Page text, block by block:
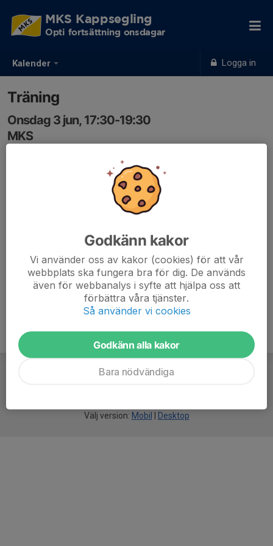
Kalender Logga in
MKS Kappsegling
Opti fortsättning onsdagar
Träning
Onsdag 3 jun, 17:30-19:30
MKS
Vi samlas 17:00 för att rigga båtar och ha genomgång,
och siktar sedan på att vara ute på vattnet 17:30.
Välj version: Mobil Desktop
Godkänn kakor
Vi använder oss av kakor (cookies) för att vår
webbplats ska fungera bra för dig. De används
även för webbanalys i syfte att hjälpa oss att
förbättra våra tjänster.
Så använder vi cookies
Godkänn alla kakor
Bara nödvändiga